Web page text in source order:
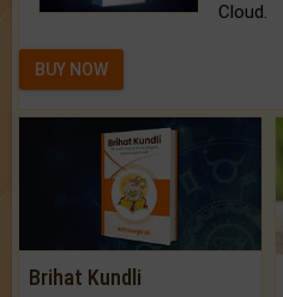
Cloud.
BUY NOW
Brihat Kundli